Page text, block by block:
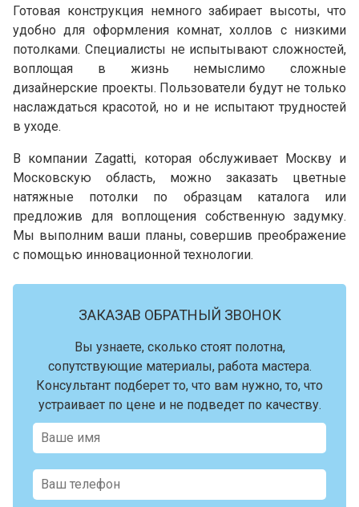
Готовая конструкция немного забирает высоты, что
удобно для оформления комнат, холлов с низкими
потолками. Специалисты не испытывают сложностей,
воплощая в жизнь немыслимо сложные
дизайнерские проекты. Пользователи будут не только
наслаждаться красотой, но и не испытают трудностей
в уходе.
В компании Zagatti, которая обслуживает Москву и
Московскую область, можно заказать цветные
натяжные потолки по образцам каталога или
предложив для воплощения собственную задумку.
Мы выполним ваши планы, совершив преображение
с помощью инновационной технологии.
ЗАКАЗАВ ОБРАТНЫЙ ЗВОНОК
Вы узнаете, сколько стоят полотна,
сопутствующие материалы, работа мастера.
Консультант подберет то, что вам нужно, то, что
устраивает по цене и не подведет по качеству.